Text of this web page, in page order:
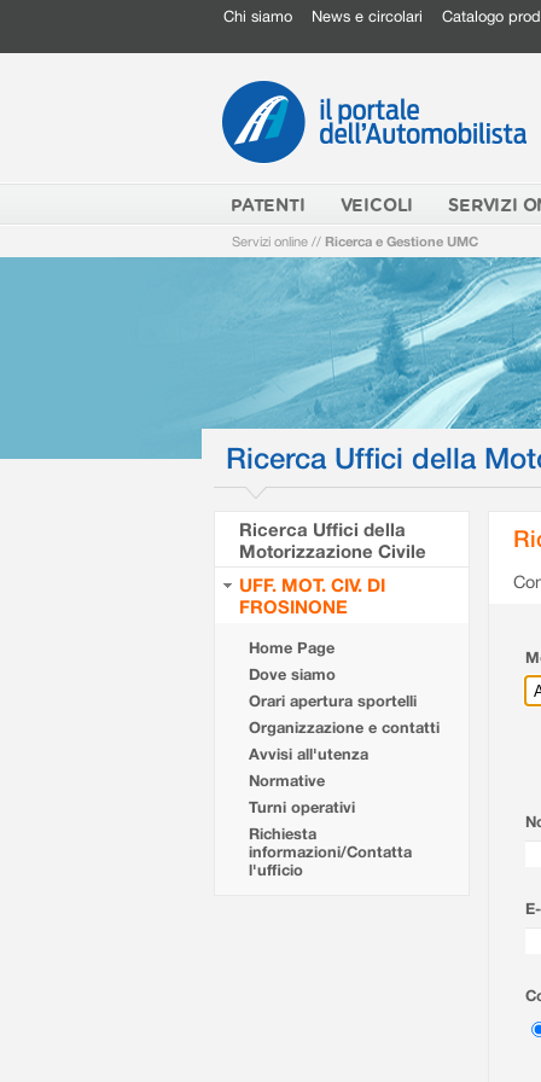
Chi siamo News e circolari Catalogo
PATENTI VEICOLI SERVIZI
Servizi online // Ricerca e Gestione UMC
Ricerca Uffici della
Ricerca Uffici della
Motorizzazione Civile
UFF. MOT. CIV. DI
FROSINONE
Home Page
Dove siamo
Orari apertura sportelli
Organizzazione e contatti
Avvisi all'utenza
Normative
Turni operativi
Richiesta
informazioni/Contatta
l'ufficio